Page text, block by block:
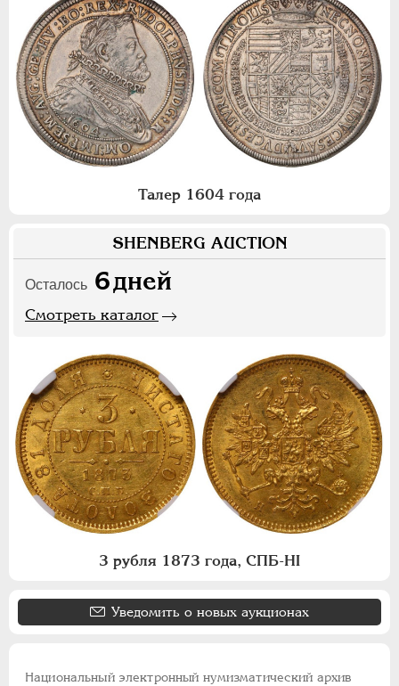
Талер 1604 года
SHENBERG AUCTION
Осталось 6дней
Смотреть каталог
3 рубля 1873 года, СПБ-НI
Уведомить о новых аукционах
Национальный электронный нумизматический архив